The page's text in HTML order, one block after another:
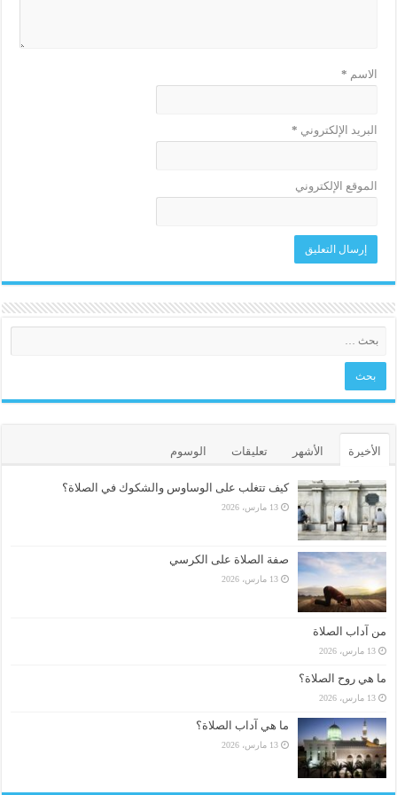
الاسم *
البريد الإلكتروني *
الموقع الإلكتروني
الأخيرة الأشهر تعليقات الوسوم
كيف تتغلب على الوساوس والشكوك في الصلاة؟
13 مارس، 2026
صفة الصلاة على الكرسي
13 مارس، 2026
من آداب الصلاة
13 مارس، 2026
ما هي روح الصلاة؟
13 مارس، 2026
ما هي آداب الصلاة؟
13 مارس، 2026